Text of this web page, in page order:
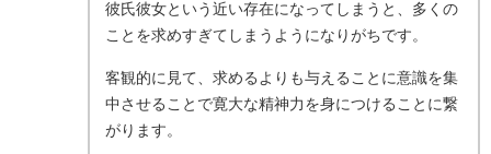
彼氏彼女という近い存在になってしまうと、多くの
ことを求めすぎてしまうようになりがちです。
客観的に見て、求めるよりも与えることに意識を集
中させることで寛大な精神力を身につけることに繋
がります。